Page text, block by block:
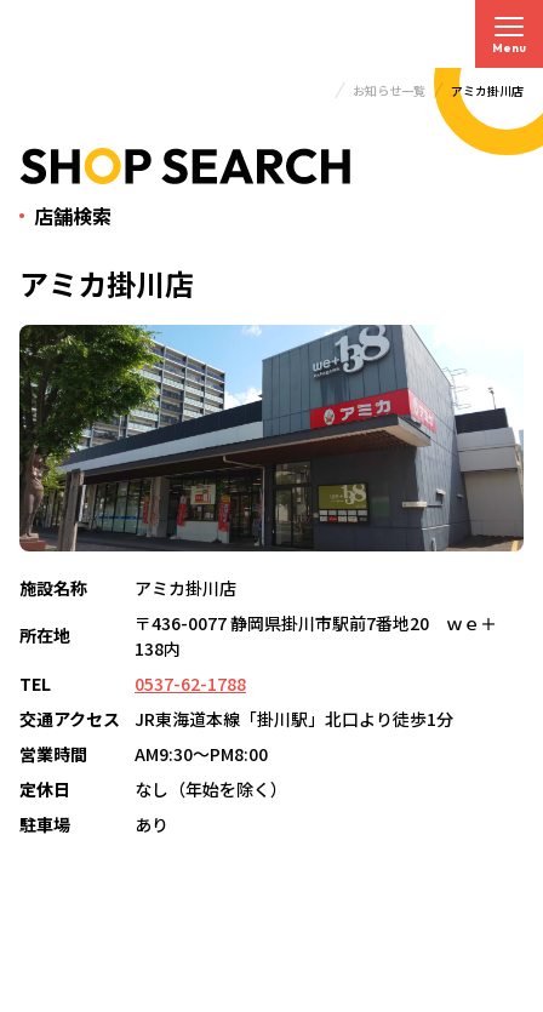
Menu
トップページ
お知らせ一覧 アミカ掛川店
店舗検索
アミカ掛川店
施設名称
アミカ掛川店
所在地
〒436-0077 静岡県掛川市駅前7番地20 ｗｅ＋
138内
TEL
0537-62-1788
交通アクセス
JR東海道本線「掛川駅」北口より徒歩1分
営業時間
AM9:30～PM8:00
定休日
なし（年始を除く）
駐車場
あり